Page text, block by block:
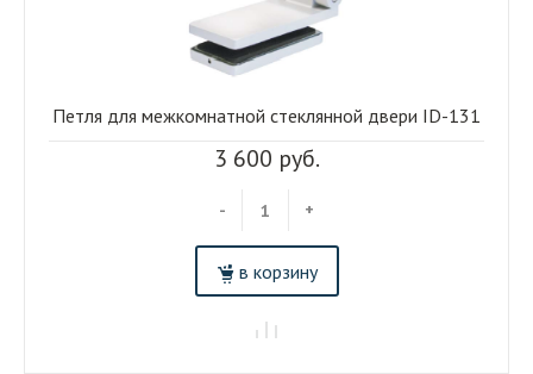
3 600 руб.
- +
в корзину
Петля для межкомнатной стеклянной двери ID-131